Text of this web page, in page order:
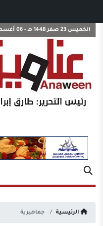
الخميس 23 صفر 1448 هـ - 06 أغسطس 2026 م
الرئيسية جماهيرية